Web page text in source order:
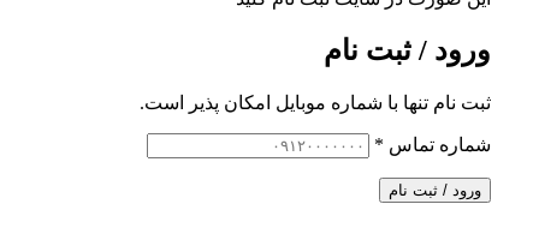
ورود / ثبت نام
ثبت نام تنها با شماره موبایل امکان پذیر است.
شماره تماس *
ورود / ثبت نام